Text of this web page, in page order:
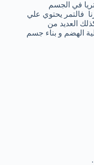
في الجسم
فالتمر يحتوي علي
العديد من
الهضم و بناء جسم